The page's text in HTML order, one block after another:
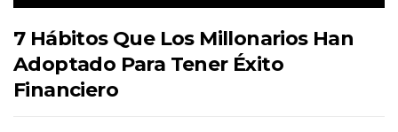
7 Hábitos Que Los Millonarios Han
Adoptado Para Tener Éxito
Financiero